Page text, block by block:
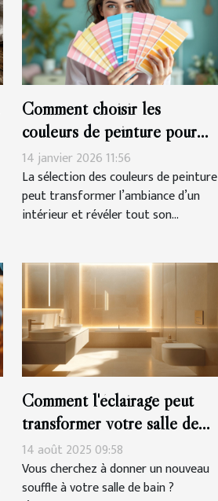
Comment choisir les
couleurs de peinture pour
harmoniser votre espace ?
14 janvier 2026 11:56
La sélection des couleurs de peinture
peut transformer l’ambiance d’un
intérieur et révéler tout son...
Comment l'éclairage peut
transformer votre salle de
bain ?
14 août 2025 09:58
Vous cherchez à donner un nouveau
souffle à votre salle de bain ?